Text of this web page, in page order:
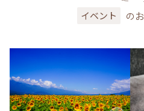
イベント の